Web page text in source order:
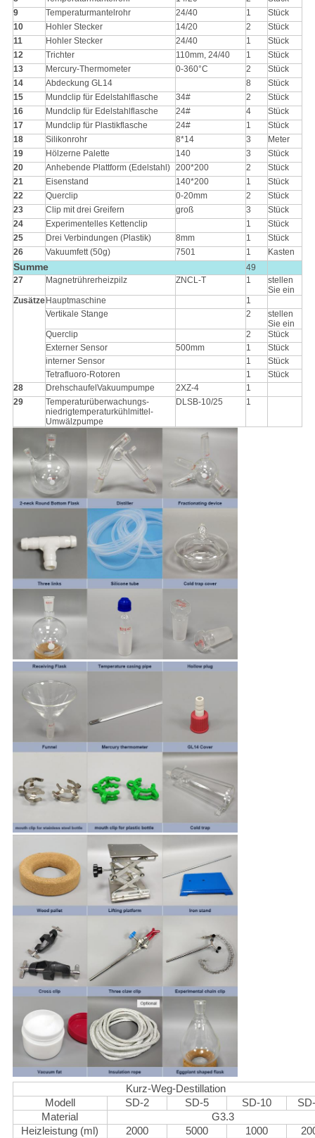
9
Temperaturmantelrohr 24/40 1
Stück
10
Hohler Stecker 14/20 2
Stück
11
Hohler Stecker 24/40 1
Stück
12
Trichter 110mm, 24/40 1
Stück
13
Mercury-Thermometer 0-360°C 2
Stück
14
Abdeckung GL14 8
Stück
15
Mundclip für Edelstahlflasche 34# 2
Stück
16
Mundclip für Edelstahlflasche 24# 4
Stück
17
Mundclip für Plastikflasche 24# 1
Stück
18
Silikonrohr 8*14 3
Meter
19
Hölzerne Palette 140 3
Stück
20
Anhebende Plattform (Edelstahl) 200*200 2
Stück
21
Eisenstand 140*200 1
Stück
22
Querclip 0-20mm 2
Stück
23
Clip mit drei Greifern groß 3
Stück
24
Experimentelles Kettenclip 1
Stück
25
Drei Verbindungen (Plastik) 8mm 1
Stück
26
Vakuumfett (50g) 7501 1 Kasten
Summe
49
27
Magnetrührerheizpilz ZNCL-T 1
stellen
Sie ein
ZusätzeHauptmaschine
1
Vertikale Stange
2
stellen
Sie ein
Querclip
2
Stück
Externer Sensor
500mm 1
Stück
interner Sensor
1
Stück
Tetrafluoro-Rotoren
1
Stück
28
DrehschaufelVakuumpumpe 2XZ-4
1
29
Temperaturüberwachungs-
niedrigtemperaturkühlmittel-
Umwälzpumpe
DLSB-10/25 1
Kurz-Weg-Destillation
Modell
SD-2 SD-5 SD-10
Material
G3.3
Heizleistung (ml)
2000 5000 1000